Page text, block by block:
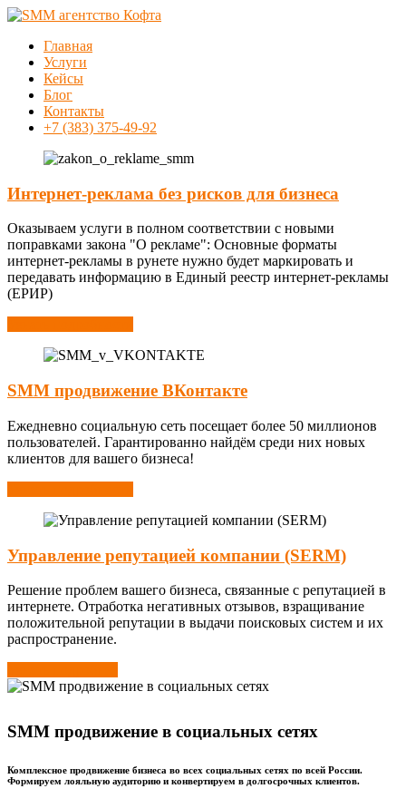
Перейти
содержимому
SMM
агентство
Кофта
продвижение
в
МенюГлавная
Услуги
Кейсы
Блог
Контакты
+7 (383) 375-49-92
Интернет-реклама без рисков для бизнеса
Оказываем услуги в полном соответствии с новыми
поправками закона "О рекламе": Основные форматы
интернет-рекламы в рунете нужно будет маркировать и
передавать информацию в Единый реестр интернет-рекламы
(ЕРИР)
SMM продвижение ВКонтакте
Ежедневно социальную сеть посещает более 50 миллионов
пользователей. Гарантированно найдём среди них новых
клиентов для вашего бизнеса!
Управление репутацией компании (SERM)
Решение проблем вашего бизнеса, связанные с репутацией в
интернете. Отработка негативных отзывов, взращивание
положительной репутации в выдачи поисковых систем и их
распространение.
SMM продвижение в социальных сетях
Комплексное продвижение бизнеса во всех социальных сетях по всей России.
Формируем лояльную аудиторию и конвертируем в долгосрочных клиентов.